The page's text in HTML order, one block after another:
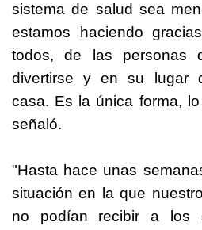
sistema de salud sea
estamos haciendo
todos, de las personas
divertirse y en su lugar
casa. Es la única forma,
señaló.
"Hasta hace unas
situación en la que
no podían recibir a los